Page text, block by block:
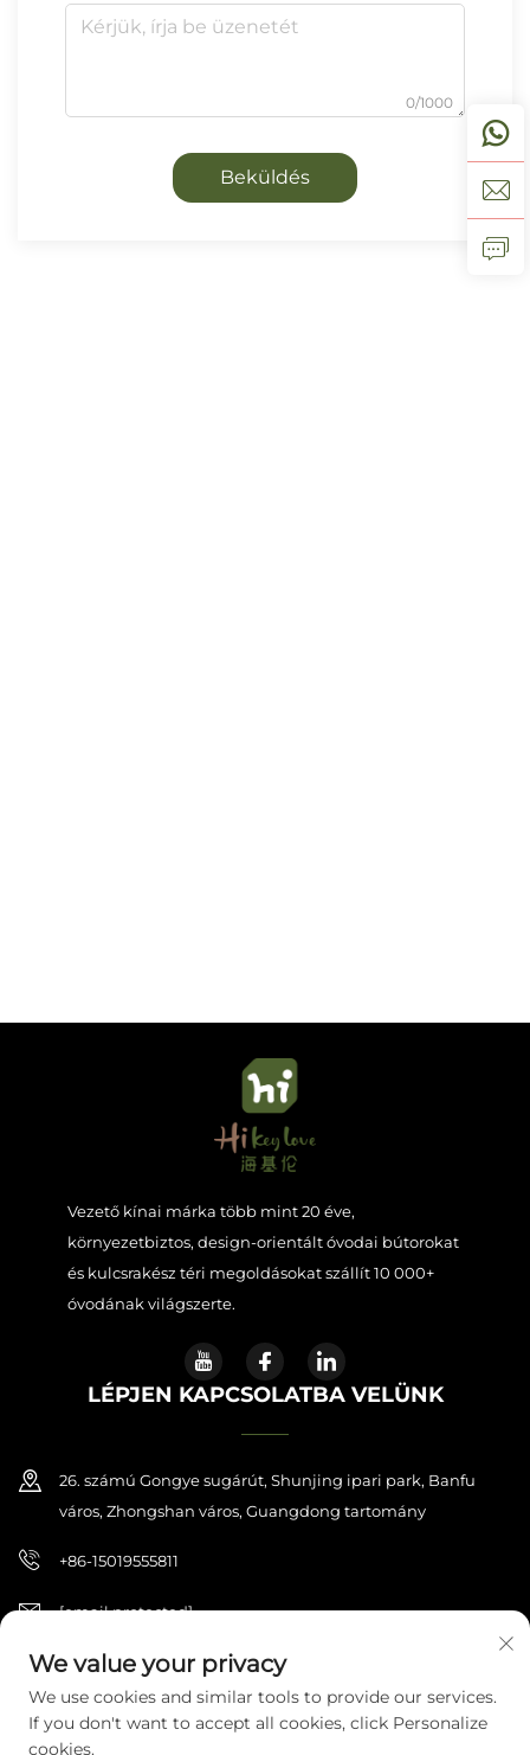
0/1000
Beküldés
Vezető kínai márka több mint 20 éve,
környezetbiztos, design-orientált óvodai bútorokat
és kulcsrakész téri megoldásokat szállít 10 000+
óvodának világszerte.
LÉPJEN KAPCSOLATBA VELÜNK
26. számú Gongye sugárút, Shunjing ipari park, Banfu
város, Zhongshan város, Guangdong tartomány
+86-15019555811
[email protected]
Szerzőjogvény © 2026 Zhongshan Haijilun Kulturális és Oktatási
Termék Co., Ltd.. Minden jog fenntartva. Adatvédelmi irányelvek
We value your privacy
We use cookies and similar tools to provide our services.
If you don't want to accept all cookies, click Personalize
cookies.